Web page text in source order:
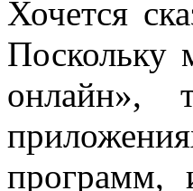
Хочется
Поскольку
онлайн»,
программ,